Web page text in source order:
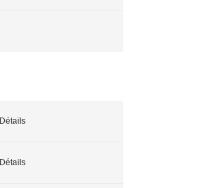
Détails
Détails